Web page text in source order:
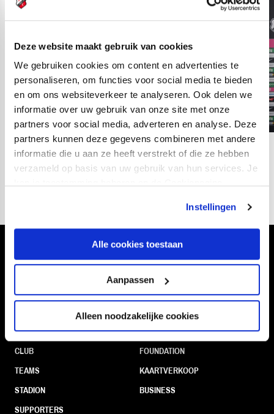
Deze website maakt gebruik van cookies
We gebruiken cookies om content en advertenties te
personaliseren, om functies voor social media te bieden
en om ons websiteverkeer te analyseren. Ook delen we
informatie over uw gebruik van onze site met onze
partners voor social media, adverteren en analyse. Deze
partners kunnen deze gegevens combineren met andere
informatie die u aan ze heeft verstrekt of die ze hebben
verzameld op basis van uw gebruik van hun services. Je
Instellingen
Alle cookies toestaan
Aanpassen
Alleen noodzakelijke cookies
03fotos
Navigeer naar
CLUB
TEAMS
STADION
SUPPORTERS
FOUNDATION
KAARTVERKOOP
BUSINESS